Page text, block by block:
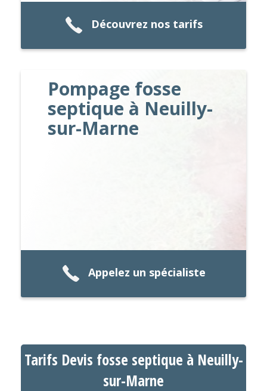
Découvrez nos tarifs
Pompage fosse
septique à Neuilly-
sur-Marne
Appelez un spécialiste
Tarifs Devis fosse septique à Neuilly-
sur-Marne